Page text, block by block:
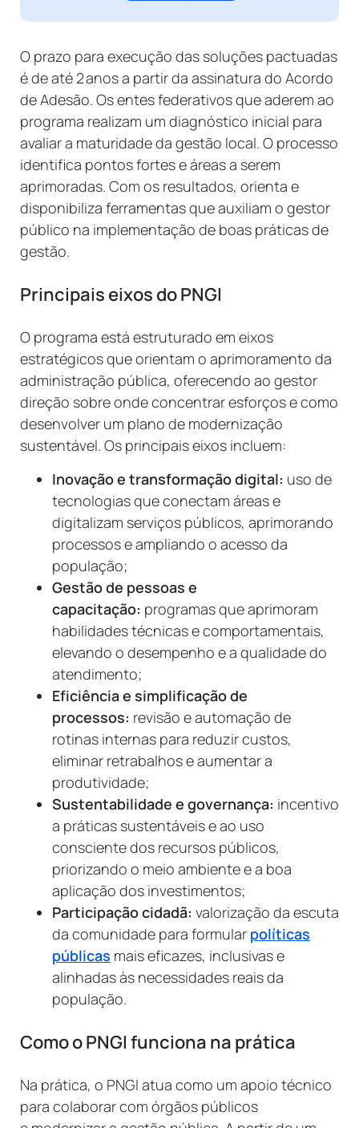
O prazo para execução das soluções pactuadas
é de até 2 anos a partir da assinatura do Acordo
de Adesão. Os entes federativos que aderem ao
programa realizam um diagnóstico inicial para
avaliar a maturidade da gestão local. O processo
identifica pontos fortes e áreas a serem
aprimoradas. Com os resultados, orienta e
disponibiliza ferramentas que auxiliam o gestor
público na implementação de boas práticas de
gestão.
Principais eixos do PNGI
O programa está estruturado em eixos
estratégicos que orientam o aprimoramento da
administração pública, oferecendo ao gestor
direção sobre onde concentrar esforços e como
desenvolver um plano de modernização
sustentável. Os principais eixos incluem:
Inovação e transformação digital: uso de
tecnologias que conectam áreas e
digitalizam serviços públicos, aprimorando
processos e ampliando o acesso da
população;
Gestão de pessoas e
capacitação: programas que aprimoram
habilidades técnicas e comportamentais,
elevando o desempenho e a qualidade do
atendimento;
Eficiência e simplificação de
processos: revisão e automação de
rotinas internas para reduzir custos,
eliminar retrabalhos e aumentar a
produtividade;
Sustentabilidade e governança: incentivo
a práticas sustentáveis e ao uso
consciente dos recursos públicos,
priorizando o meio ambiente e a boa
aplicação dos investimentos;
Participação cidadã: valorização da escuta
da comunidade para formular políticas
públicas mais eficazes, inclusivas e
alinhadas às necessidades reais da
população.
Como o PNGI funciona na prática
Na prática, o PNGI atua como um apoio técnico
para colaborar com órgãos públicos